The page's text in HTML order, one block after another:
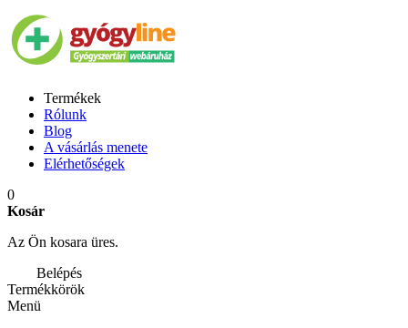
Termékek
Rólunk
Blog
A vásárlás menete
Elérhetőségek
0
Kosár
Az Ön kosara üres.
Belépés
Termékkörök
Menü